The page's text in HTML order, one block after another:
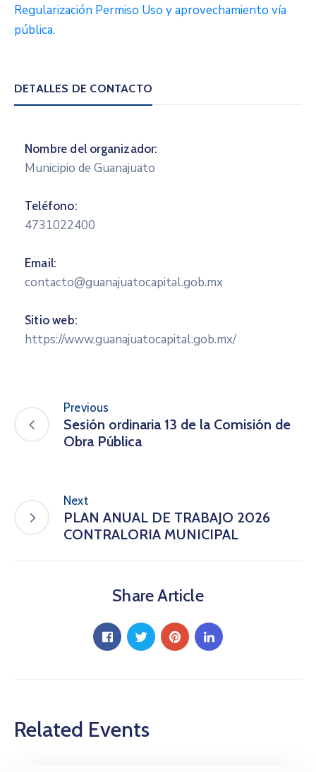
Regularización Permiso Uso y aprovechamiento vía
pública.
DETALLES DE CONTACTO
Nombre del organizador:
Municipio de Guanajuato
Teléfono:
4731022400
Email:
contacto@guanajuatocapital.gob.mx
Sitio web:
https://www.guanajuatocapital.gob.mx/
Previous
Sesión ordinaria 13 de la Comisión de
Obra Pública
Next
PLAN ANUAL DE TRABAJO 2026
CONTRALORIA MUNICIPAL
Share Article
Related Events